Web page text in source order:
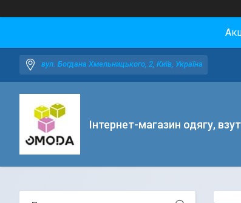
вул. Богдана Хмельницького, 2, Київ, Україна
Інтернет-магазин одягу,